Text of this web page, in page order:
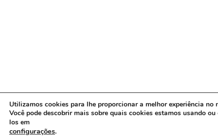
Utilizamos cookies para lhe proporcionar a melhor experiência no
Você pode descobrir mais sobre quais cookies estamos usando
los em
configurações.